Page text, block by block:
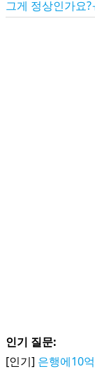
그게 정상인가요?
인기 질문:
[인기] 은행에10